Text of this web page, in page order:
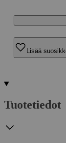
Lisää
Tuotetiedot